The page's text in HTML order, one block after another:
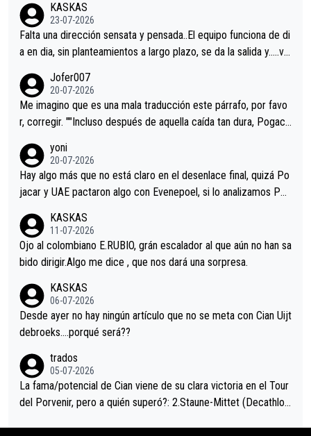
KASKAS
23-07-2026
Falta una dirección sensata y pensada..El equipo funciona de di
a en dia, sin planteamientos a largo plazo, se da la salida y…..ve
Minguez, Velez etc etc.Me da pena vivir estos momentos tan
tristes sin victorias.
Jofer007
20-07-2026
Me imagino que es una mala traducción este párrafo, por favo
r, corregir. ""Incluso después de aquella caída tan dura, Pogaca
permaneció pegado a su rueda. Parecía increíble la forma en l
a que era capaz de controlar el miedo", recordó."
yoni
20-07-2026
Hay algo más que no está claro en el desenlace final, quizá Po
jacar y UAE pactaron algo con Evenepoel, si lo analizamos Poj
i sin pedalear, luego está el saludo con Evenepoel dándose la
mano de una manera muy fraternal, más allá de los típicos toqu
es en el hombro con que saludaba a Vingegard. Ahí hubo una in
eta, a ver si por querer poner a Del Toro con calzador en posi
ción de podio UAE y Pojacar se van complicar el tour.
KASKAS
11-07-2026
Ojo al colombiano E.RUBIO, grán escalador al que aún no han sa
bido dirigir.Algo me dice , que nos dará una sorpresa.
KASKAS
06-07-2026
Desde ayer no hay ningún artículo que no se meta con Cian Uijt
debroeks….porqué será??
trados
05-07-2026
La fama/potencial de Cian viene de su clara victoria en el Tour
del Porvenir, pero a quién superó?: 2.Staune-Mittet (Decathlon,